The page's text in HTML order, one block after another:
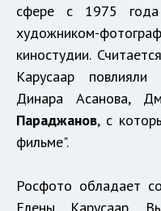
сфере с 1975 года
художником-
киностудии.
Карусаар
Динара Асанова,
Параджанов, с
фильме".
Росфото обладает
Елены Карусаар.